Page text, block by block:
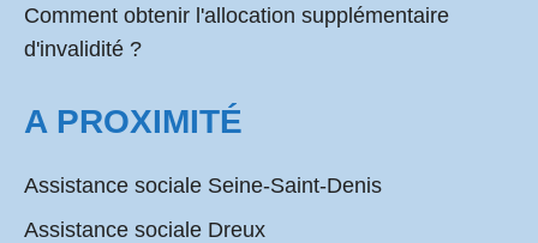
Comment obtenir l'allocation supplémentaire
d'invalidité ?
A PROXIMITÉ
Assistance sociale Seine-Saint-Denis
Assistance sociale Dreux